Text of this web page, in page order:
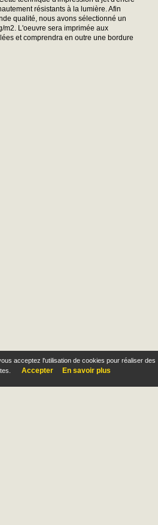
acceptez l'utilisation de cookies pour réaliser des
Accepter En savoir plus
résistants à la lumière. Afin
qualité, nous avons sélectionné un
m2. L'oeuvre sera imprimée aux
et comprendra en outre une bordure